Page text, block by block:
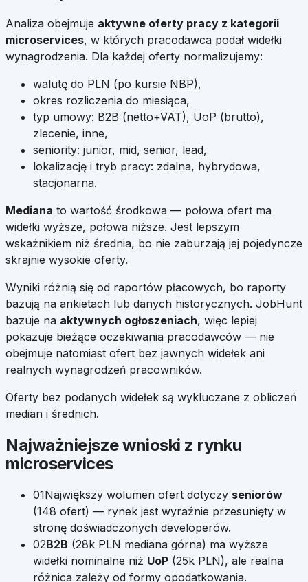
Analiza obejmuje aktywne oferty pracy z kategorii
microservices, w których pracodawca podał widełki
wynagrodzenia. Dla każdej oferty normalizujemy:
walutę do PLN (po kursie NBP),
okres rozliczenia do miesiąca,
typ umowy: B2B (netto+VAT), UoP (brutto),
zlecenie, inne,
seniority: junior, mid, senior, lead,
lokalizację i tryb pracy: zdalna, hybrydowa,
stacjonarna.
Mediana to wartość środkowa — połowa ofert ma
widełki wyższe, połowa niższe. Jest lepszym
wskaźnikiem niż średnia, bo nie zaburzają jej pojedyncze
skrajnie wysokie oferty.
Wyniki różnią się od raportów płacowych, bo raporty
bazują na ankietach lub danych historycznych. JobHunt
bazuje na aktywnych ogłoszeniach, więc lepiej
pokazuje bieżące oczekiwania pracodawców — nie
obejmuje natomiast ofert bez jawnych widełek ani
realnych wynagrodzeń pracowników.
Oferty bez podanych widełek są wykluczane z obliczeń
median i średnich.
Najważniejsze wnioski z rynku
microservices
01Największy wolumen ofert dotyczy seniorów
(148 ofert) — rynek jest wyraźnie przesunięty w
stronę doświadczonych developerów.
02B2B (28k PLN mediana górna) ma wyższe
widełki nominalne niż UoP (25k PLN), ale realna
różnica zależy od formy opodatkowania.